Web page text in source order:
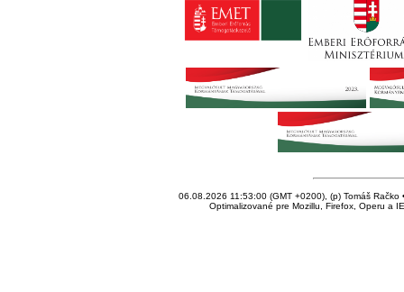
06.08.2026 11:53:00 (GMT +0200), (p) Tomáš Račko
Optimalizované pre Mozillu, Firefox, Operu a